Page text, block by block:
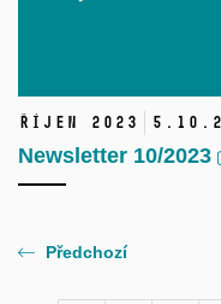
Říjen 2023 5. 10.
Newsletter 10/2023
Předchozí